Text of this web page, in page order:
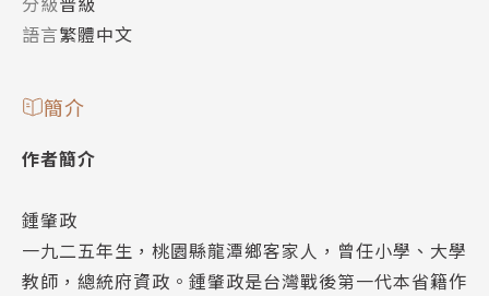
語言繁體中文
簡介
作者簡介
鍾肇政
一九二五年生，桃園縣龍潭鄉客家人，曾任小學、大學
教師，總統府資政。鍾肇政是台灣戰後第一代本省籍作